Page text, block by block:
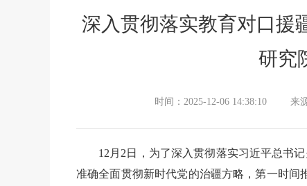
深入贯彻落实教育对口援
研究
时间：2025-12-06 14:38:10 来
12月2日，为了深入贯彻落实习近平总书
准确全面贯彻新时代党的治疆方略，第一时间